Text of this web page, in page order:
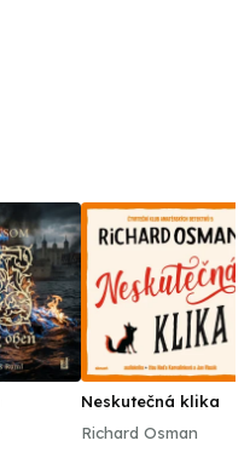
Neskutečná klika
Richard Osman